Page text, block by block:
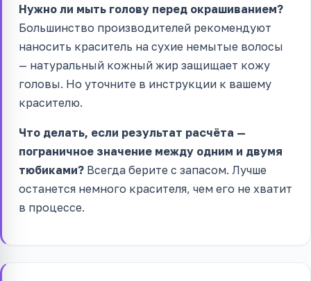
Нужно ли мыть голову перед окрашиванием?
Большинство производителей рекомендуют
наносить краситель на сухие немытые волосы
— натуральный кожный жир защищает кожу
головы. Но уточните в инструкции к вашему
красителю.
Что делать, если результат расчёта —
пограничное значение между одним и двумя
тюбиками? Всегда берите с запасом. Лучше
останется немного красителя, чем его не хватит
в процессе.